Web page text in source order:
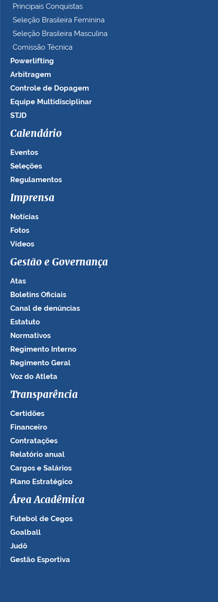
Principais Conquistas
Seleção Brasileira Feminina
Seleção Brasileira Masculina
Comissão Técnica
Powerlifting
Arbitragem
Controle de Dopagem
Equipe Multidisciplinar
STJD
Calendário
Eventos
Seleções
Regulamentos
Imprensa
Notícias
Fotos
Vídeos
Gestão e Governança
Atas
Boletins Oficiais
Canal de denúncias
Estatuto
Normativos
Regimento Interno
Regimento Geral
Voz do Atleta
Transparência
Certidões
Financeiro
Contratações
Relatório anual
Cargos e Salários
Plano Estratégico
Área Acadêmica
Futebol de Cegos
Goalball
Judô
Gestão Esportiva